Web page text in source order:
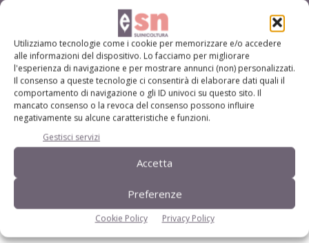
Utilizziamo tecnologie come i cookie per memorizzare e/o accedere
alle informazioni del dispositivo. Lo facciamo per migliorare
l'esperienza di navigazione e per mostrare annunci (non) personalizzati.
Il consenso a queste tecnologie ci consentirà di elaborare dati quali il
comportamento di navigazione o gli ID univoci su questo sito. Il
mancato consenso o la revoca del consenso possono influire
negativamente su alcune caratteristiche e funzioni.
Gestisci servizi
Accetta
Preferenze
Cookie Policy Privacy Policy
dell’agricoltura
Iscriviti alle nostre newsletter